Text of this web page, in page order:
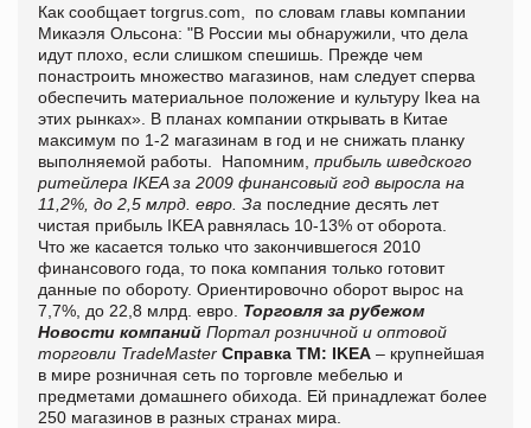
Как сообщает torgrus.com, по словам главы компании
Микаэля Ольсона: "В России мы обнаружили, что дела
идут плохо, если слишком спешишь. Прежде чем
понастроить множество магазинов, нам следует сперва
обеспечить материальное положение и культуру Ikea на
этих рынках». В планах компании открывать в Китае
максимум по 1-2 магазинам в год и не снижать планку
выполняемой работы. Напомним, прибыль шведского
ритейлера IKEA за 2009 финансовый год выросла на
11,2%, до 2,5 млрд. евро. За последние десять лет
чистая прибыль IKEA равнялась 10-13% от оборота.
Что же касается только что закончившегося 2010
финансового года, то пока компания только готовит
данные по обороту. Ориентировочно оборот вырос на
7,7%, до 22,8 млрд. евро. Торговля за рубежом
Новости компаний Портал розничной и оптовой
торговли TradeMaster Справка ТМ: IKEA – крупнейшая
в мире розничная сеть по торговле мебелью и
предметами домашнего обихода. Ей принадлежат более
250 магазинов в разных странах мира.